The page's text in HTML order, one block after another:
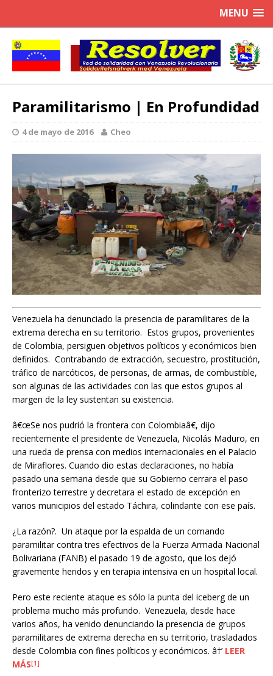
MENU
Paramilitarismo | En Profundidad
4 de mayo de 2016 Cheo
Venezuela ha denunciado la presencia de paramilitares de la
extrema derecha en su territorio. Estos grupos, provenientes
de Colombia, persiguen objetivos políticos y económicos bien
definidos. Contrabando de extracción, secuestro, prostitución,
tráfico de narcóticos, de personas, de armas, de combustible,
son algunas de las actividades con las que estos grupos al
margen de la ley sustentan su existencia.
â€œSe nos pudrió la frontera con Colombiaâ€, dijo
recientemente el presidente de Venezuela, Nicolás Maduro, en
una rueda de prensa con medios internacionales en el Palacio
de Miraflores. Cuando dio estas declaraciones, no había
pasado una semana desde que su Gobierno cerrara el paso
fronterizo terrestre y decretara el estado de excepción en
varios municipios del estado Táchira, colindante con ese país.
¿La razón?. Un ataque por la espalda de un comando
paramilitar contra tres efectivos de la Fuerza Armada Nacional
Bolivariana (FANB) el pasado 19 de agosto, que los dejó
gravemente heridos y en terapia intensiva en un hospital local.
Pero este reciente ataque es sólo la punta del iceberg de un
problema mucho más profundo. Venezuela, desde hace
varios años, ha venido denunciando la presencia de grupos
paramilitares de extrema derecha en su territorio, trasladados
desde Colombia con fines políticos y económicos. â†’ LEER
MÁS[1]